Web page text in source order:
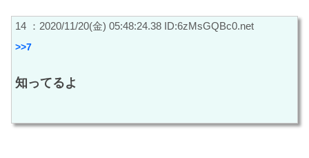
14 ：2020/11/20(金) 05:48:24.38 ID:6zMsGQBc0.net
>>7
知ってるよ